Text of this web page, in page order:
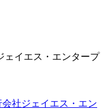
ェイエス・エンタープ